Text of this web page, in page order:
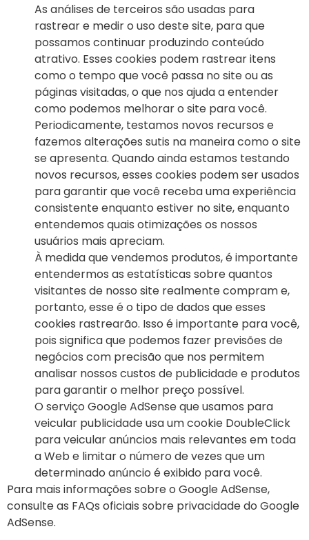
As análises de terceiros são usadas para
rastrear e medir o uso deste site, para que
possamos continuar produzindo conteúdo
atrativo. Esses cookies podem rastrear itens
como o tempo que você passa no site ou as
páginas visitadas, o que nos ajuda a entender
como podemos melhorar o site para você.
Periodicamente, testamos novos recursos e
fazemos alterações sutis na maneira como o site
se apresenta. Quando ainda estamos testando
novos recursos, esses cookies podem ser usados
para garantir que você receba uma experiência
consistente enquanto estiver no site, enquanto
entendemos quais otimizações os nossos
usuários mais apreciam.
À medida que vendemos produtos, é importante
entendermos as estatísticas sobre quantos
visitantes de nosso site realmente compram e,
portanto, esse é o tipo de dados que esses
cookies rastrearão. Isso é importante para você,
pois significa que podemos fazer previsões de
negócios com precisão que nos permitem
analisar nossos custos de publicidade e produtos
para garantir o melhor preço possível.
O serviço Google AdSense que usamos para
veicular publicidade usa um cookie DoubleClick
para veicular anúncios mais relevantes em toda
a Web e limitar o número de vezes que um
determinado anúncio é exibido para você.
Para mais informações sobre o Google AdSense,
consulte as FAQs oficiais sobre privacidade do Google
AdSense.